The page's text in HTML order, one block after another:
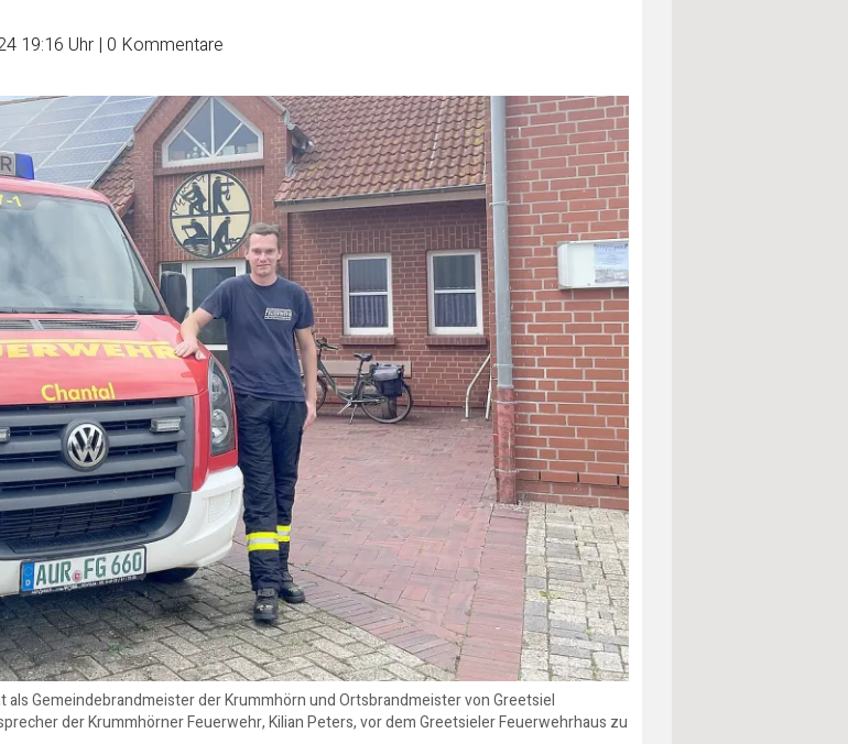
19:16 Uhr | 0 Kommentare
Gemeindebrandmeister der Krummhörn und Ortsbrandmeister von Greetsiel
der Krummhörner Feuerwehr, Kilian Peters, vor dem Greetsieler Feuerwehrhaus zu